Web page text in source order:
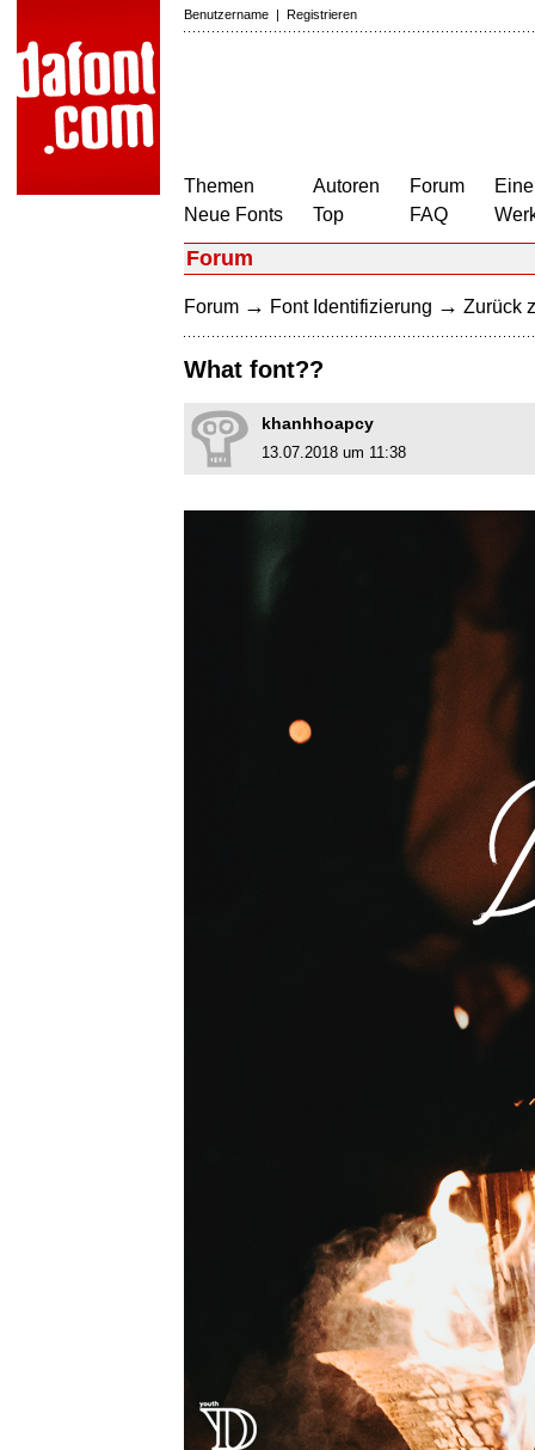
Benutzername | Registrieren
Themen
Neue Fonts
Autoren
Top
Forum
FAQ
Forum
Forum → Font Identifizierung → Zurück
What font??
khanhhoapcy
13.07.2018 um 11:38